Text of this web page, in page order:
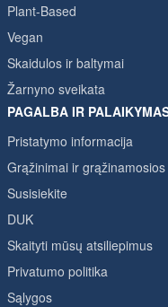
Plant-Based
Vegan
Skaidulos ir baltymai
Žarnyno sveikata
PAGALBA IR
Pristatymo informacija
Grąžinimai ir
Susisiekite
DUK
Skaityti mūsų atsiliepimus
Privatumo politika
Sąlygos